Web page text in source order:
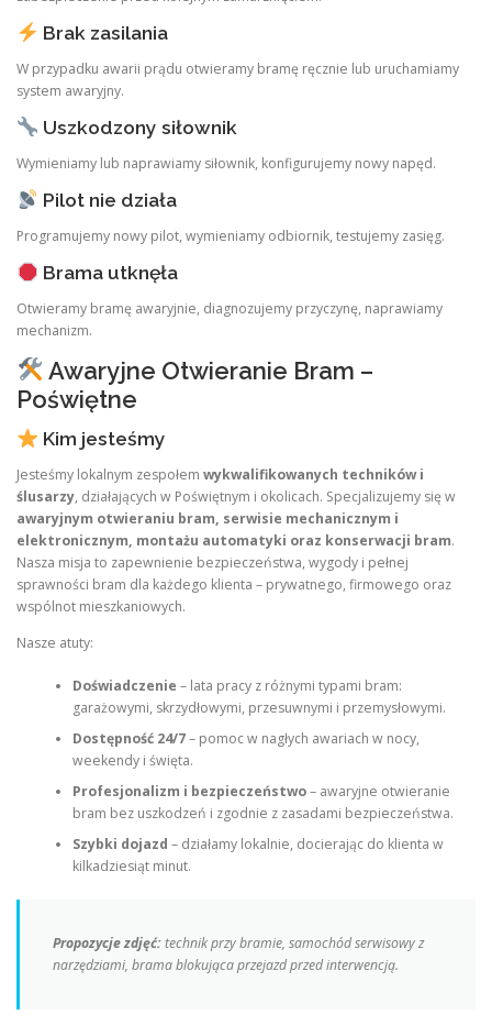
Brak zasilania
W przypadku awarii prądu otwieramy bramę ręcznie lub uruchamiamy
system awaryjny.
Uszkodzony siłownik
Wymieniamy lub naprawiamy siłownik, konfigurujemy nowy napęd.
Pilot nie działa
Programujemy nowy pilot, wymieniamy odbiornik, testujemy zasięg.
Brama utknęła
Otwieramy bramę awaryjnie, diagnozujemy przyczynę, naprawiamy
mechanizm.
Awaryjne Otwieranie Bram –
Poświętne
Kim jesteśmy
Jesteśmy lokalnym zespołem wykwalifikowanych techników i
ślusarzy, działających w Poświętnym i okolicach. Specjalizujemy się w
awaryjnym otwieraniu bram, serwisie mechanicznym i
elektronicznym, montażu automatyki oraz konserwacji bram.
Nasza misja to zapewnienie bezpieczeństwa, wygody i pełnej
sprawności bram dla każdego klienta – prywatnego, firmowego oraz
wspólnot mieszkaniowych.
Nasze atuty:
Doświadczenie – lata pracy z różnymi typami bram:
garażowymi, skrzydłowymi, przesuwnymi i przemysłowymi.
Dostępność 24/7– pomoc w nagłych awariach w nocy,
weekendy i święta.
Profesjonalizm i bezpieczeństwo– awaryjne otwieranie
bram bez uszkodzeń i zgodnie z zasadami bezpieczeństwa.
Szybki dojazd – działamy lokalnie, docierając do klienta w
kilkadziesiąt minut.
Propozycje zdjęć:technik przy bramie, samochód serwisowy z
narzędziami, brama blokująca przejazd przed interwencją.